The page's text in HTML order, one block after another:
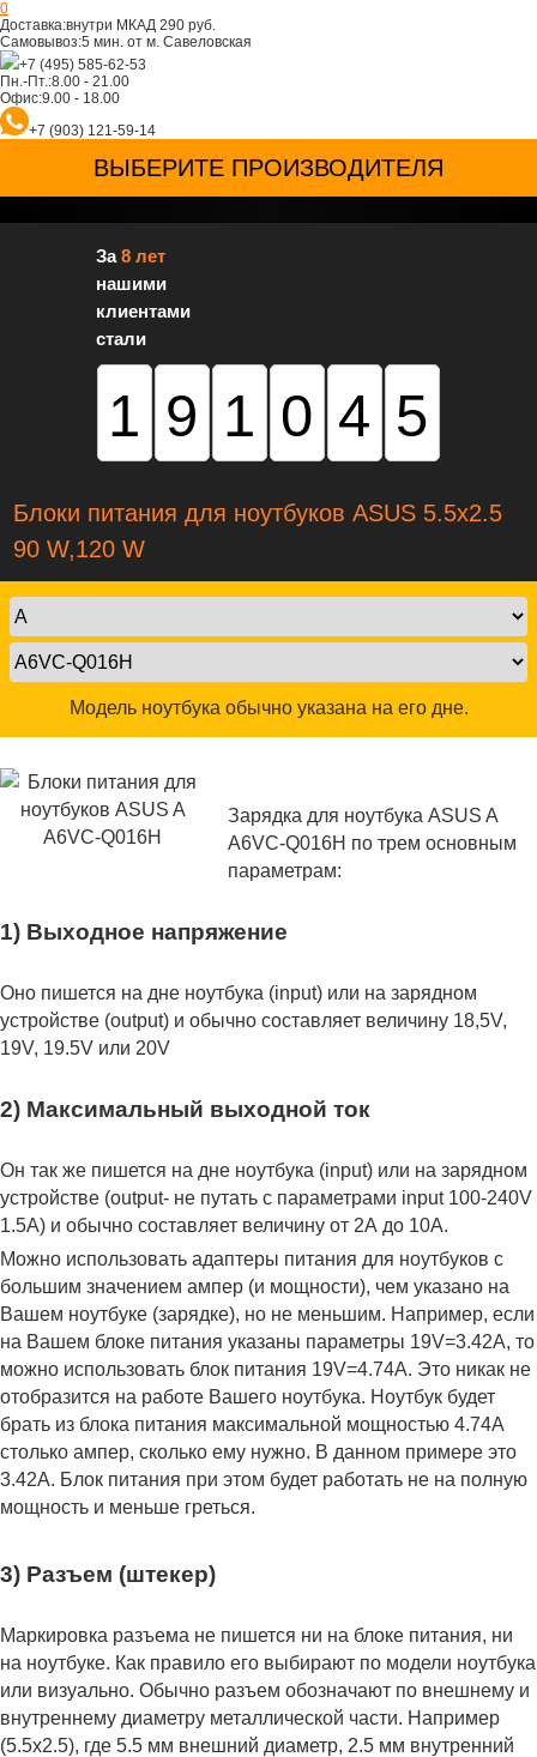
0
Доставка:внутри МКАД 290 руб.
Самовывоз:5 мин. от м. Савеловская
+7 (495) 585-62-53
Пн.-Пт.:8.00 - 21.00
Офис:9.00 - 18.00
+7 (903) 121-59-14
ВЫБЕРИТЕ ПРОИЗВОДИТЕЛЯ
За8 лет
нашими
клиентами
стали
191045
Блоки питания для ноутбуков ASUS 5.5x2.5
90 W,120 W
Модель ноутбука обычно указана на его дне.
Зарядка для ноутбука ASUS A
A6VC-Q016H по трем основным
параметрам:
1) Выходное напряжение
Оно пишется на дне ноутбука (input) или на зарядном
устройстве (output) и обычно составляет величину 18,5V,
19V, 19.5V или 20V
2) Максимальный выходной ток
Он так же пишется на дне ноутбука (input) или на зарядном
устройстве (output- не путать с параметрами input 100-240V
1.5A) и обычно составляет величину от 2А до 10A.
Можно использовать адаптеры питания для ноутбуков с
большим значением ампер (и мощности), чем указано на
Вашем ноутбуке (зарядке), но не меньшим. Например, если
на Вашем блоке питания указаны параметры 19V=3.42A, то
можно использовать блок питания 19V=4.74A. Это никак не
отобразится на работе Вашего ноутбука. Ноутбук будет
брать из блока питания максимальной мощностью 4.74А
столько ампер, сколько ему нужно. В данном примере это
3.42А. Блок питания при этом будет работать не на полную
мощность и меньше греться.
3) Разъем (штекер)
Маркировка разъема не пишется ни на блоке питания, ни
на ноутбуке. Как правило его выбирают по модели ноутбука
или визуально. Обычно разъем обозначают по внешнему и
внутреннему диаметру металлической части. Например
(5.5x2.5), где 5.5 мм внешний диаметр, 2.5 мм внутренний